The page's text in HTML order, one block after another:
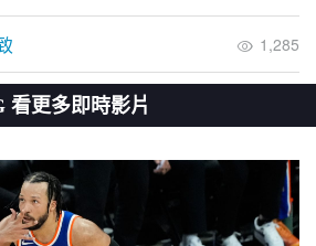
1,285
看更多即時影片